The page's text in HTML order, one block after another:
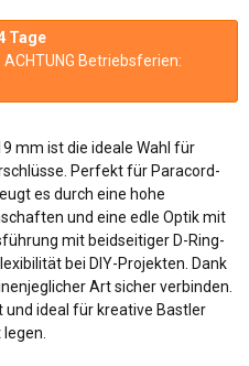
Tage
Betriebsferien:
mm ist die ideale Wahl für
Perfekt für Paracord-
es durch eine hohe
und eine edle Optik mit
mit beidseitiger D-Ring-
bei DIY-Projekten. Dank
Art sicher verbinden.
ideal für kreative Bastler